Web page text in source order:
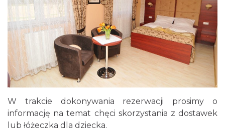
W trakcie dokonywania rezerwacji prosimy o
informację na temat chęci skorzystania z dostawek
lub łóżeczka dla dziecka.